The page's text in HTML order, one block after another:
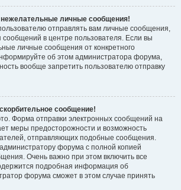
личные сообщения!
отправлять вам личные сообщения,
сообщений в центре пользователя. Если вы
личные сообщения от конкретного
об этом администратора форума,
вообще запретить пользователю отправку
сообщение!
Форма отправки электронных сообщений на
меры предосторожности и возможность
отправляющих подобные сообщения.
форума с полной копией
Очень важно при этом включить все
подробная информация об
форума сможет в этом случае принять